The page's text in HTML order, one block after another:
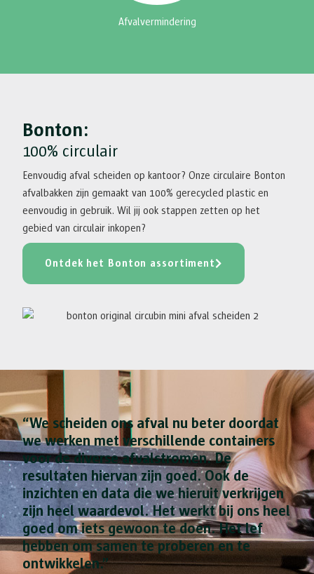
Afvalvermindering
Bonton:
100% circulair
Eenvoudig afval scheiden op kantoor? Onze circulaire Bonton
afvalbakken zijn gemaakt van 100% gerecycled plastic en
eenvoudig in gebruik. Wil jij ook stappen zetten op het
gebied van circulair inkopen?
Ontdek het Bonton assortiment
“We scheiden ons afval nu beter doordat
we werken met verschillende containers
voor de diverse afvalstromen. De
resultaten hiervan zijn goed. Ook de
inzichten en data die we hieruit verkrijgen
zijn heel waardevol. Het werkt bij ons heel
goed om iets gewoon te doen. Het lef
hebben om samen te proberen en te
ontwikkelen.”